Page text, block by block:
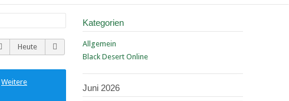
Heute
Weitere
Kategorien
Allgemein
Black Desert Online
Juni 2026